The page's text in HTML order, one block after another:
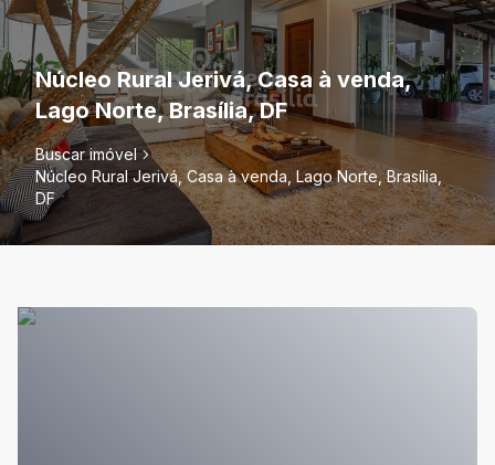
Núcleo Rural Jerivá, Casa à venda,
Lago Norte, Brasília, DF
Buscar imóvel
Núcleo Rural Jerivá, Casa à venda, Lago Norte, Brasília,
DF